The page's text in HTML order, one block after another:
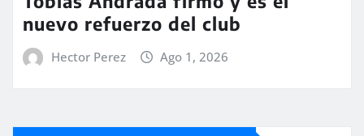
nuevo refuerzo del club
Hector Perez Ago 1, 2026